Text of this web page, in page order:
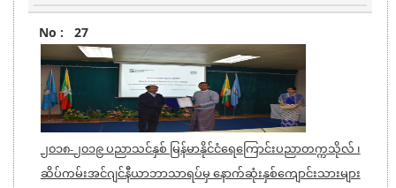
27
၂၀၁၈-၂၀၁၉ ပညာသင်နှစ် မြန်မာနိုင်ငံရေကြောင်းပညာတက္ကသိုလ် ၊
ဆိပ်ကမ်းအင်ဂျင်နီယာဘာသာရပ်မှ နောက်ဆုံးနှစ်ကျောင်းသားများ